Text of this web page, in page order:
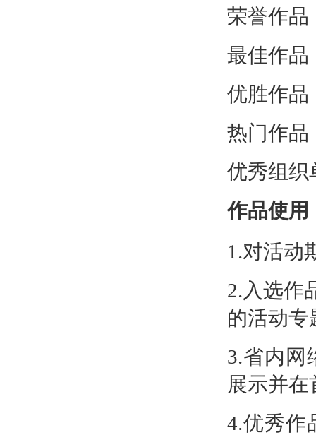
荣誉作品
最佳作品
优胜作品
热门作品
优秀组织
作品使用
1.对活动
2.入选作
的活动专
3.省内网
展示并在
4.优秀作